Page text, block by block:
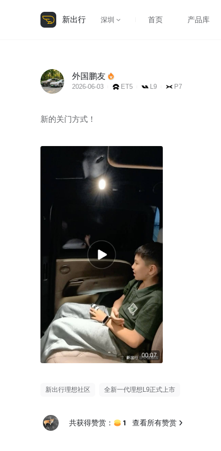
新出行 深圳 首页 产品库
外国鹏友
2026-06-03 ET5 L9 P7
新的关门方式！
00:07
新出行理想社区 全新一代理想L9正式上市
共获得赞赏： 1 查看所有赞赏